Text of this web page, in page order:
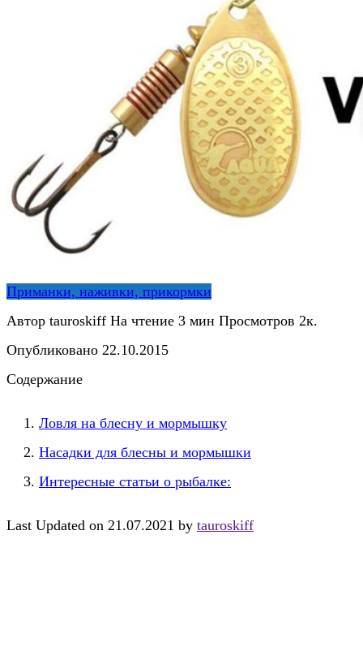
Приманки, наживки, прикормки
Автор tauroskiff На чтение 3 мин Просмотров 2к.
Опубликовано 22.10.2015
Содержание
Ловля на блесну и мормышку
Насадки для блесны и мормышки
Интересные статьи о рыбалке:
Last Updated on 21.07.2021 by tauroskiff